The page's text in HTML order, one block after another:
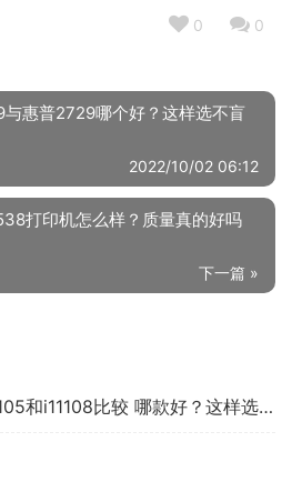
0 0
与惠普2729哪个好？这样选不盲
2022/10/02 06:12
打印机怎么样？质量真的好吗
下一篇 »
实际情况解读华帝i11105和i11108比较 哪款好？这样选不盲目